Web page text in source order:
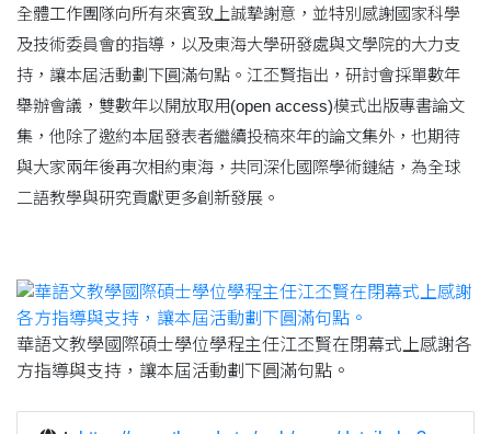
全體工作團隊向所有來賓致上誠摯謝意，並特別感謝國家科學
及技術委員會的指導，以及東海大學研發處與文學院的大力支
持，讓本屆活動劃下圓滿句點。江丕賢指出，研討會採單數年
舉辦會議，雙數年以開放取用(open access)模式出版專書論文
集，他除了邀約本屆發表者繼續投稿來年的論文集外，也期待
與大家兩年後再次相約東海，共同深化國際學術鏈結，為全球
二語教學與研究貢獻更多創新發展。
華語文教學國際碩士學位學程主任江丕賢在閉幕式上感謝各
方指導與支持，讓本屆活動劃下圓滿句點。